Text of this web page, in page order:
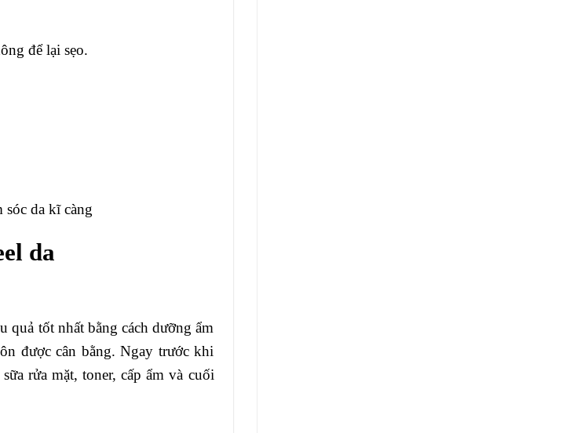
để lại sẹo.
sóc da kĩ càng
da
quả tốt nhất bằng cách dưỡng ẩm
được cân bằng. Ngay trước khi
rửa mặt, toner, cấp ẩm và cuối